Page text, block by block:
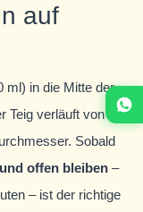
auf
ml) in die Mitte der
Teig verläuft von
Sobald
offen bleiben –
– ist der richtige